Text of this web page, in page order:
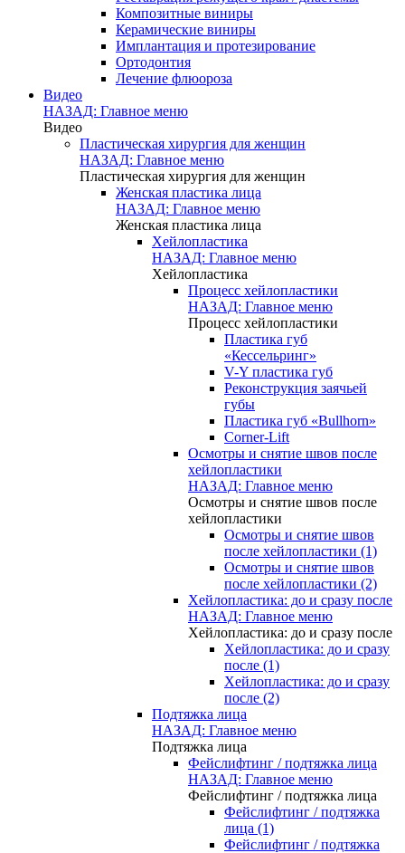
Композитные виниры
Керамические виниры
Имплантация и протезирование
Ортодонтия
Лечение флюороза
Видео
НАЗАД: Главное меню
Видео
Пластическая хирургия для женщин
НАЗАД: Главное меню
Пластическая хирургия для женщин
Женская пластика лица
НАЗАД: Главное меню
Женская пластика лица
Хейлопластика
НАЗАД: Главное меню
Хейлопластика
Процесс хейлопластики
НАЗАД: Главное меню
Процесс хейлопластики
Пластика губ
«Кессельринг»
V-Y пластика губ
Реконструкция заячьей
губы
Пластика губ «Bullhorn»
Corner-Lift
Осмотры и снятие швов после
хейлопластики
НАЗАД: Главное меню
Осмотры и снятие швов после
хейлопластики
Осмотры и снятие швов
после хейлопластики (1)
Осмотры и снятие швов
после хейлопластики (2)
Хейлопластика: до и сразу после
НАЗАД: Главное меню
Хейлопластика: до и сразу после
Хейлопластика: до и сразу
после (1)
Хейлопластика: до и сразу
после (2)
Подтяжка лица
НАЗАД: Главное меню
Подтяжка лица
Фейслифтинг / подтяжка лица
НАЗАД: Главное меню
Фейслифтинг / подтяжка лица
Фейслифтинг / подтяжка
лица (1)
Фейслифтинг / подтяжка